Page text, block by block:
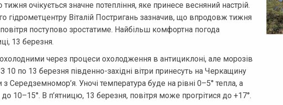
очікується значне потепління, яке принесе весняний настрій.
гідрометцентру Віталій Постригань зазначив, що впродовж тижня
поступово зростатиме. Найбільш комфортна погода
13 березня.
через процеси охолодження в антициклоні, але морозів
10 по 13 березня південно-західні вітри принесуть на Черкащину
з Середземномор’я. Уночі температура буде на рівні 0–5° тепла, а
10–15°. В п’ятницю, 13 березня, повітря може прогрітися до +17°.